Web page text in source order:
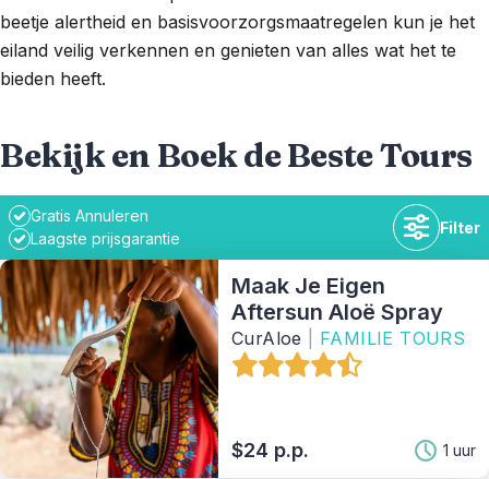
beetje alertheid en basisvoorzorgsmaatregelen kun je het
eiland veilig verkennen en genieten van alles wat het te
bieden heeft.
Bekijk en Boek de Beste Tours
Gratis Annuleren
Laagste prijsgarantie
Filter
Tijdsduur
Beschikbaarheid
Maak Je Eigen
Aftersun Aloë Spray
CurAloe FAMILIE TOURS
$24 p.p. 1 uur